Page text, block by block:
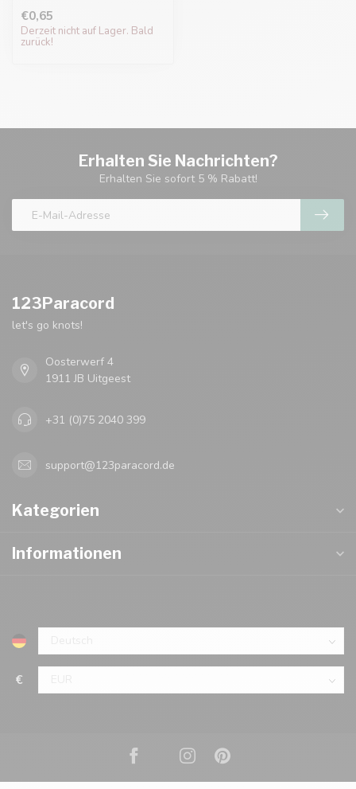
€0,65
Derzeit nicht auf Lager. Bald
zurück!
Erhalten Sie Nachrichten?
Erhalten Sie sofort 5 % Rabatt!
123Paracord
let's go knots!
Oosterwerf 4
1911 JB Uitgeest
+31 (0)75 2040 399
support@123paracord.de
Kategorien
Informationen
€